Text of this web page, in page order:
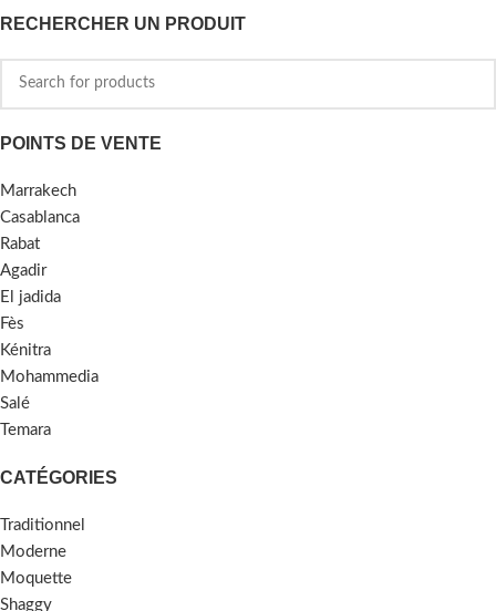
RECHERCHER UN PRODUIT
POINTS DE VENTE
Marrakech
Casablanca
Rabat
Agadir
El jadida
Fès
Kénitra
Mohammedia
Salé
Temara
CATÉGORIES
Traditionnel
Moderne
Moquette
Shaggy